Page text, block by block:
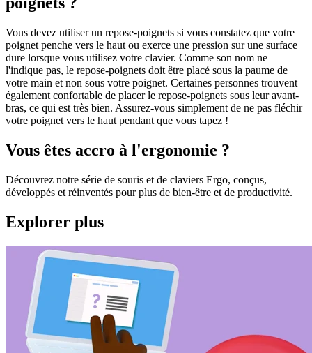
Vous devez utiliser un repose-poignets si vous constatez que votre
poignet penche vers le haut ou exerce une pression sur une surface
dure lorsque vous utilisez votre clavier. Comme son nom ne
l'indique pas, le repose-poignets doit être placé sous la paume de
votre main et non sous votre poignet. Certaines personnes trouvent
également confortable de placer le repose-poignets sous leur avant-
bras, ce qui est très bien. Assurez-vous simplement de ne pas fléchir
votre poignet vers le haut pendant que vous tapez !
Vous êtes accro à l'ergonomie ?
Découvrez notre série de souris et de claviers Ergo, conçus,
développés et réinventés pour plus de bien-être et de productivité.
Explorer plus